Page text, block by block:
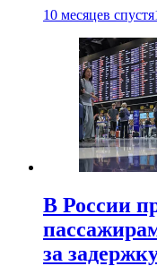
10 месяцев спустя
В России
за